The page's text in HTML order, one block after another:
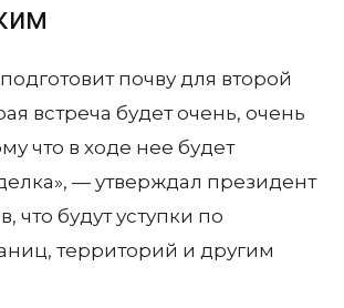
почву для второй
встреча будет очень, очень
что в ходе нее будет
— утверждал президент
что будут уступки по
территорий и другим